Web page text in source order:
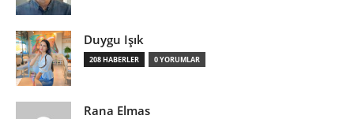
Duygu Işık
208 HABERLER 0 YORUMLAR
Rana Elmas